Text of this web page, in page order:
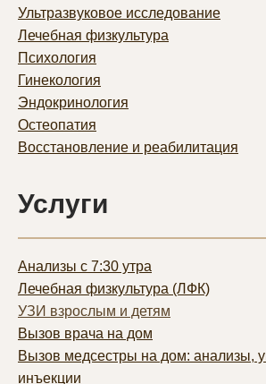
Ультразвуковое исследование
Лечебная физкультура
Психология
Гинекология
Эндокринология
Остеопатия
Восстановление и реабилитация
Услуги
Анализы с 7:30 утра
Лечебная физкультура (ЛФК)
УЗИ взрослым и детям
Вызов врача на дом
Вызов медсестры на дом: анализы,
инъекции